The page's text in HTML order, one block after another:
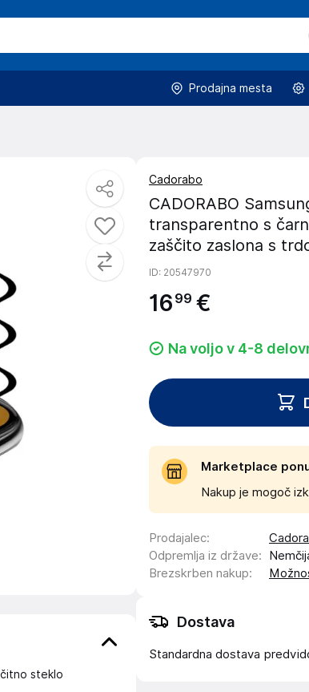
Prodajna mesta
steklo
Cadorabo
CADORABO
transparentno s
zaščito zaslona s
ID: 20547970
16 99 €
Na voljo v 4-8
Marketplace
Nakup je mogoč
Prodajalec:
Odpremlja iz države:
Brezskrben nakup:
Dostava
Standardna dostava